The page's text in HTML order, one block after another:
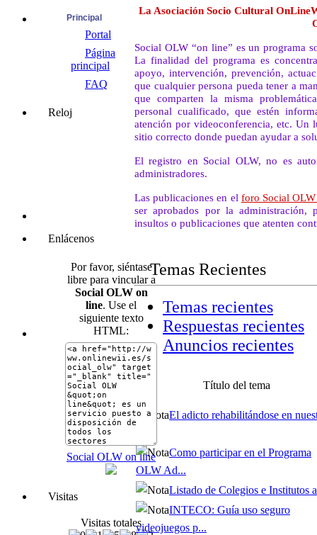
Principal
Portal
Página
principal
FAQ
Reloj
Enlácenos
Por favor, siéntase
libre para vincular a
Social OLW on
line. Use el
siguiente texto
HTML:
Social OLW on line
Visitas
Visitas totales
La Asociación Socio Cultural
Social OLW “on line” es un programa
La finalidad del programa es
apoyo, intervención, prevención,
que cualquier persona pueda tener a
que comparten la misma
personal cualificado, que estén
atención por videoconferencia, etc. Un
sitio correcto donde puedan ayudar a
El registro en Social OLW, no es
administradores.
Las publicaciones en el foro Social
ser aprobados por la administración,
insultos o publicaciones que atenten
Temas Recientes
Temas recientes
Respuestas recientes
Anuncios recientes
Título del tema
El adicto rehabilitándose en
Como participar en el Programa
OLW Ad...
Listado de Colegios e Institutos
INTECO: Guía uso seguro
videojuegos p...